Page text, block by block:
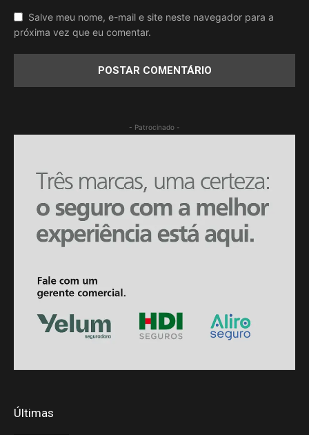
Salve meu nome, e-mail e site neste navegador para a
próxima vez que eu comentar.
- Patrocinado -
Últimas